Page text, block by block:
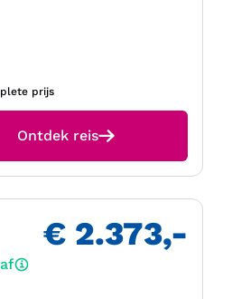
prijs
Ontdek reis
€ 2.373,-